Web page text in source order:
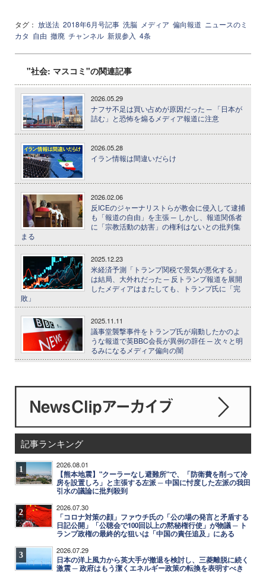
タグ： 放送法 2018年6月号記事 洗脳 メディア 偏向報道 ニュースのミ
カタ 自由 撤廃 チャンネル 新規参入 4条
"社会: マスコミ"の関連記事
2026.05.29
ナフサ不足は買い占めが原因だった ─ 「日本が
詰む」と恐怖を煽るメディア報道に注意
2026.05.28
イラン情報は間違いだらけ
2026.02.06
反ICEのジャーナリストらが教会に侵入して逮捕
も「報道の自由」を主張 ─ しかし、報道関係者
に「宗教活動の妨害」の権利はないとの批判集
まる
2025.12.23
米経済予測「トランプ関税で景気が悪化する」
は結局、大外れだった ─ 反トランプ報道を展開
したメディアはまたしても、トランプ氏に「完
敗」
2025.11.11
議事堂襲撃事件をトランプ氏が扇動したかのよ
うな報道で英BBC会長が異例の辞任 ─ 次々と明
るみになるメディア偏向の闇
記事ランキング
1 2026.08.01
【熊本地震】"クーラーなし避難所"で、「防衛費を削って冷
房を設置しろ」と主張する左派 ─ 中国に忖度した左派の我田
引水の議論に批判殺到
2 2026.07.30
「コロナ対策の顔」ファウチ氏の「公の場の発言と矛盾する
日記公開」「公聴会で100回以上の黙秘権行使」が物議 ─ ト
ランプ政権の最終的な狙いは「中国の責任追及」にある
3 2026.07.29
日本の洋上風力から英大手が撤退を検討し、三菱離脱に続く
激震 ─ 政府はもう潔くエネルギー政策の転換を表明すべき